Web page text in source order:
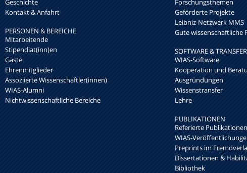
Kontakt & Anfahrt
PERSONEN & BEREICHE
Mitarbeitende
Stipendiat(inn)en
Gäste
Ehrenmitglieder
Assoziierte Wissenschaftler(innen)
WIAS-Alumni
Nichtwissenschaftliche Bereiche
Geförderte Projekte
Leibniz-Netzwerk MMS
Gute wissenschaftliche
SOFTWARE & TRANSFER
WIAS-Software
Kooperation und
Ausgründungen
Wissenstransfer
Lehre
PUBLIKATIONEN
Referierte Publikationen
WIAS-
Preprints im
Dissertationen &
Bibliothek